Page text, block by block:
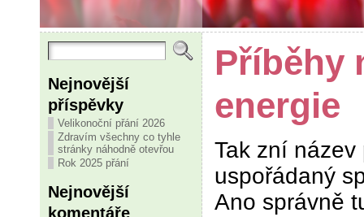
Nejnovější
příspěvky
Velikonoční přání 2026
Zdravím všechny co tyhle
stránky náhodně otevřou
Rok 2025 přání
Nejnovější
komentáře
Příběhy
energie
Tak zní název
uspořádaný
Ano správně